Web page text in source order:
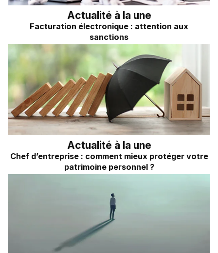
Actualité à la une
Facturation électronique : attention aux
sanctions
Actualité à la une
Chef d’entreprise : comment mieux protéger votre
patrimoine personnel ?